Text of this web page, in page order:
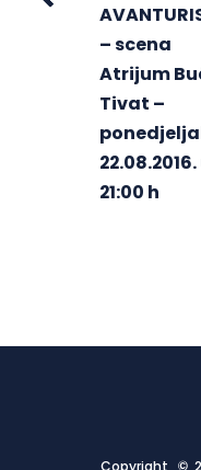
– scena
Atrijum
Tivat –
22.08.2016.
21:00 h
Copyright ©